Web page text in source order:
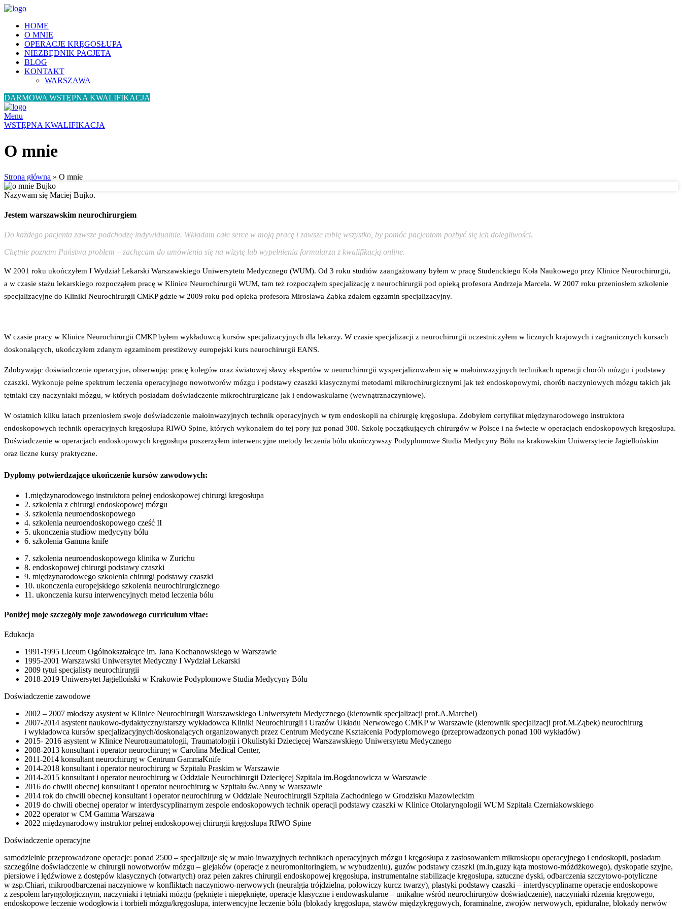
HOME
O MNIE
OPERACJE KRĘGOSŁUPA
NIEZBĘDNIK PACJETA
BLOG
KONTAKT
WARSZAWA
DARMOWA WSTĘPNA KWALIFIKACJA
Menu
WSTĘPNA KWALIFIKACJA
O mnie
Strona główna » O mnie
Nazywam się Maciej Bujko.
Jestem warszawskim neurochirurgiem
Do każdego pacjenta zawsze podchodzę indywidualnie. Wkładam całe serce w moją pracę i zawsze robię wszystko, by pomóc pacjentom pozbyć się ich dolegliwości.
Chętnie poznam Państwa problem – zachęcam do umówienia się na wizytę lub wypełnienia formularza z kwalifikacją online.
W 2001 roku ukończyłem I Wydział Lekarski Warszawskiego Uniwersytetu Medycznego (WUM). Od 3 roku studiów zaangażowany byłem w pracę Studenckiego Koła Naukowego przy Klinice Neurochirurgii,
a w czasie stażu lekarskiego rozpocząłem pracę w Klinice Neurochirurgii WUM, tam też rozpocząłem specjalizację z neurochirurgii pod opieką profesora Andrzeja Marcela. W 2007 roku przeniosłem szkolenie
specjalizacyjne do Kliniki Neurochirurgii CMKP gdzie w 2009 roku pod opieką profesora Mirosława Ząbka zdałem egzamin specjalizacyjny.
W czasie pracy w Klinice Neurochirurgii CMKP byłem wykładowcą kursów specjalizacyjnych dla lekarzy. W czasie specjalizacji z neurochirurgii uczestniczyłem w licznych krajowych i zagranicznych kursach
doskonalących, ukończyłem zdanym egzaminem prestiżowy europejski kurs neurochirurgii EANS.
Zdobywając doświadczenie operacyjne, obserwując pracę kolegów oraz światowej sławy ekspertów w neurochirurgii wyspecjalizowałem się w małoinwazyjnych technikach operacji chorób mózgu i podstawy
czaszki. Wykonuje pełne spektrum leczenia operacyjnego nowotworów mózgu i podstawy czaszki klasycznymi metodami mikrochirurgicznymi jak też endoskopowymi, chorób naczyniowych mózgu takich jak
tętniaki czy naczyniaki mózgu, w których posiadam doświadczenie mikrochirurgiczne jak i endowaskularne (wewnątrznaczyniowe).
W ostatnich kilku latach przeniosłem swoje doświadczenie małoinwazyjnych technik operacyjnych w tym endoskopii na chirurgię kręgosłupa. Zdobyłem certyfikat międzynarodowego instruktora
endoskopowych technik operacyjnych kręgosłupa RIWO Spine, których wykonałem do tej pory już ponad 300. Szkolę początkujących chirurgów w Polsce i na świecie w operacjach endoskopowych kręgosłupa.
Doświadczenie w operacjach endoskopowych kręgosłupa poszerzyłem interwencyjne metody leczenia bólu ukończywszy Podyplomowe Studia Medycyny Bólu na krakowskim Uniwersytecie Jagiellońskim
oraz liczne kursy praktyczne.
Dyplomy potwierdzające ukończenie kursów zawodowych:
1.międzynarodowego instruktora pełnej endoskopowej chirurgi kregosłupa
2. szkolenia z chirurgi endoskopowej mózgu
3. szkolenia neuroendoskopowego
4. szkolenia neuroendoskopowego cześć II
5. ukonczenia studiow medycyny bólu
6. szkolenia Gamma knife
7. szkolenia neuroendoskopowego klinika w Zurichu
8. endoskopowej chirurgi podstawy czaszki
9. międzynarodowego szkolenia chirurgi podstawy czaszki
10. ukonczenia europejskiego szkolenia neurochirurgicznego
11. ukonczenia kursu interwencyjnych metod leczenia bólu
Poniżej moje szczegóły moje zawodowego curriculum vitae:
Edukacja
1991-1995 Liceum Ogólnokształcące im. Jana Kochanowskiego w Warszawie
1995-2001 Warszawski Uniwersytet Medyczny I Wydział Lekarski
2009 tytuł specjalisty neurochirurgii
2018-2019 Uniwersytet Jagielloński w Krakowie Podyplomowe Studia Medycyny Bólu
Doświadczenie zawodowe
2002 – 2007 młodszy asystent w Klinice Neurochirurgii Warszawskiego Uniwersytetu Medycznego (kierownik specjalizacji prof.A.Marchel)
2007-2014 asystent naukowo-dydaktyczny/starszy wykładowca Kliniki Neurochirurgii i Urazów Układu Nerwowego CMKP w Warszawie (kierownik specjalizacji prof.M.Ząbek) neurochirurg
i wykładowca kursów specjalizacyjnych/doskonalących organizowanych przez Centrum Medyczne Kształcenia Podyplomowego (przeprowadzonych ponad 100 wykładów)
2015- 2016 asystent w Klinice Neurotraumatologii, Traumatologii i Okulistyki Dziecięcej Warszawskiego Uniwersytetu Medycznego
2008-2013 konsultant i operator neurochirurg w Carolina Medical Center,
2011-2014 konsultant neurochirurg w Centrum GammaKnife
2014-2018 konsultant i operator neurochirurg w Szpitalu Praskim w Warszawie
2014-2015 konsultant i operator neurochirurg w Oddziale Neurochirurgii Dziecięcej Szpitala im.Bogdanowicza w Warszawie
2016 do chwili obecnej konsultant i operator neurochirurg w Szpitalu św.Anny w Warszawie
2014 rok do chwili obecnej konsultant i operator neurochirurg w Oddziale Neurochirurgii Szpitala Zachodniego w Grodzisku Mazowieckim
2019 do chwili obecnej operator w interdyscyplinarnym zespole endoskopowych technik operacji podstawy czaszki w Klinice Otolaryngologii WUM Szpitala Czerniakowskiego
2022 operator w CM Gamma Warszawa
2022 międzynarodowy instruktor pełnej endoskopowej chirurgii kręgosłupa RIWO Spine
Doświadczenie operacyjne
samodzielnie przeprowadzone operacje: ponad 2500 – specjalizuje się w mało inwazyjnych technikach operacyjnych mózgu i kręgosłupa z zastosowaniem mikroskopu operacyjnego i endoskopii, posiadam
szczególne doświadczenie w chirurgii nowotworów mózgu – glejaków (operacje z neuromonitoringiem, w wybudzeniu), guzów podstawy czaszki (m.in,guzy kąta mostowo-móżdżkowego), dyskopatie szyjne,
piersiowe i lędźwiowe z dostępów klasycznych (otwartych) oraz pełen zakres chirurgii endoskopowej kręgosłupa, instrumentalne stabilizacje kręgosłupa, sztuczne dyski, odbarczenia szczytowo-potyliczne
w zsp.Chiari, mikroodbarczenai naczyniowe w konfliktach naczyniowo-nerwowych (neuralgia trójdzielna, połowiczy kurcz twarzy), plastyki podstawy czaszki – interdyscyplinarne operacje endoskopowe
z zespołem laryngologicznym, naczyniaki i tętniaki mózgu (pęknięte i niepęknięte, operacje klasyczne i endowaskularne – unikalne wśród neurochirurgów doświadczenie), naczyniaki rdzenia kręgowego,
endoskopowe leczenie wodogłowia i torbieli mózgu/kręgosłupa, interwencyjne leczenie bólu (blokady kręgosłupa, stawów międzykręgowych, foraminalne, zwojów nerwowych, epiduralne, blokady nerwów